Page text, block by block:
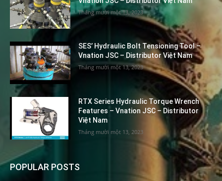
Tháng mười một 13, 2023
SES’ Hydraulic Bolt Tensioning Tool –
Vnation JSC – Distributor Việt Nam
Tháng mười một 13, 2023
RTX Series Hydraulic Torque Wrench
Features – Vnation JSC – Distributor
Việt Nam
Tháng mười một 13, 2023
POPULAR POSTS